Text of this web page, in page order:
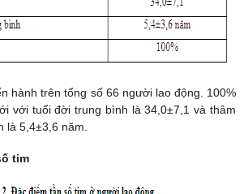
hành trên tổng số 66 người lao động. 100%
với tuổi đời trung bình là 34,0±7,1 và thâm
là 5,4±3,6 năm.
tim